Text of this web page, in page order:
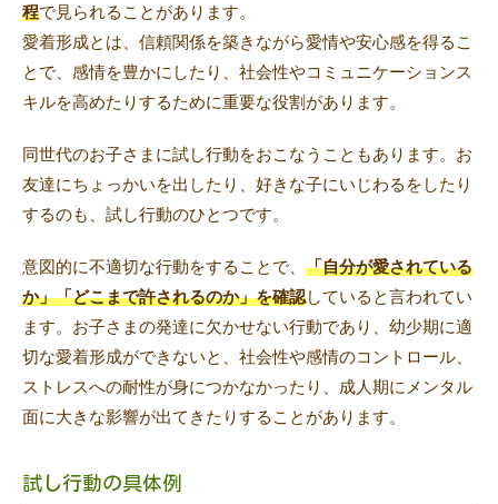
程で見られることがあります。
愛着形成とは、信頼関係を築きながら愛情や安心感を得るこ
とで、感情を豊かにしたり、社会性やコミュニケーションス
キルを高めたりするために重要な役割があります。
同世代のお子さまに試し行動をおこなうこともあります。お
友達にちょっかいを出したり、好きな子にいじわるをしたり
するのも、試し行動のひとつです。
意図的に不適切な行動をすることで、 「自分が愛されている
か」「どこまで許されるのか」を確認していると言われてい
ます。お子さまの発達に欠かせない行動であり、幼少期に適
切な愛着形成ができないと、社会性や感情のコントロール、
ストレスへの耐性が身につかなかったり、成人期にメンタル
面に大きな影響が出てきたりすることがあります。
試し行動の具体例